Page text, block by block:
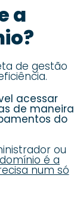
a
de gestão
acessar
de maneira
do
ou
é a
num só